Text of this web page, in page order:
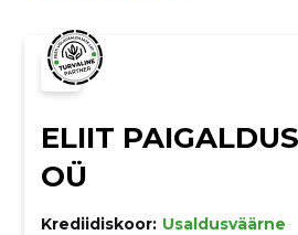
ELIIT PAIGALDUS
OÜ
Krediidiskoor: Usaldusväärne